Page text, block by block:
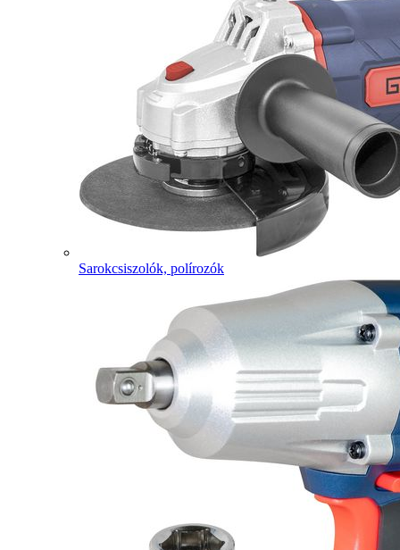
Sarokcsiszolók, polírozók